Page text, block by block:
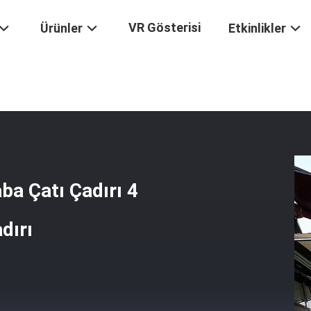
Ürünler VR Gösterisi Etkinlikler
Çatı Çadırı 4